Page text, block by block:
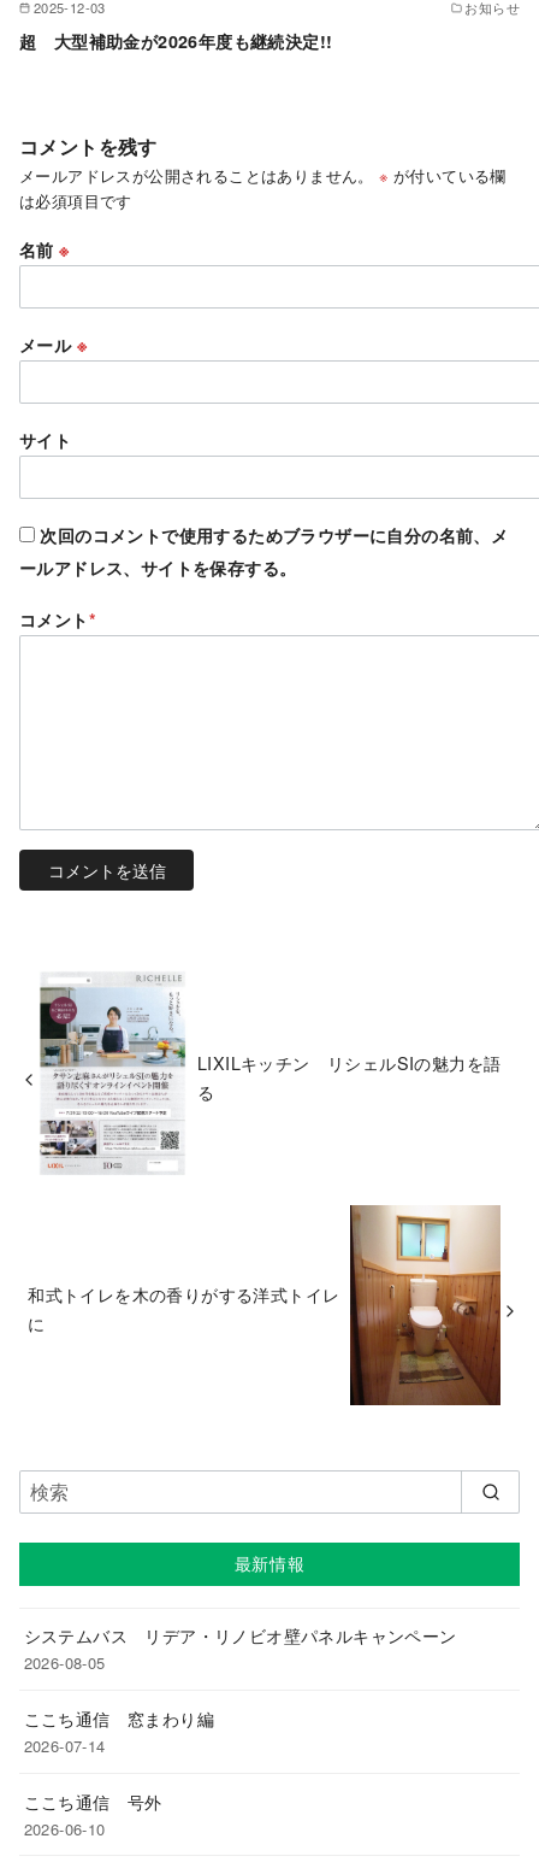
2025-12-03 お知らせ
超 大型補助金が2026年度も継続決定!!
コメントを残す
メールアドレスが公開されることはありません。 ※ が付いている欄
は必須項目です
名前※
メール ※
サイト
次回のコメントで使用するためブラウザーに自分の名前、メ
ールアドレス、サイトを保存する。
コメント*
LIXILキッチン リシェルSIの魅力を語
る
和式トイレを木の香りがする洋式トイレ
に
最新情報
システムバス リデア・リノビオ壁パネルキャンペーン
2026-08-05
ここち通信 窓まわり編
2026-07-14
ここち通信 号外
2026-06-10